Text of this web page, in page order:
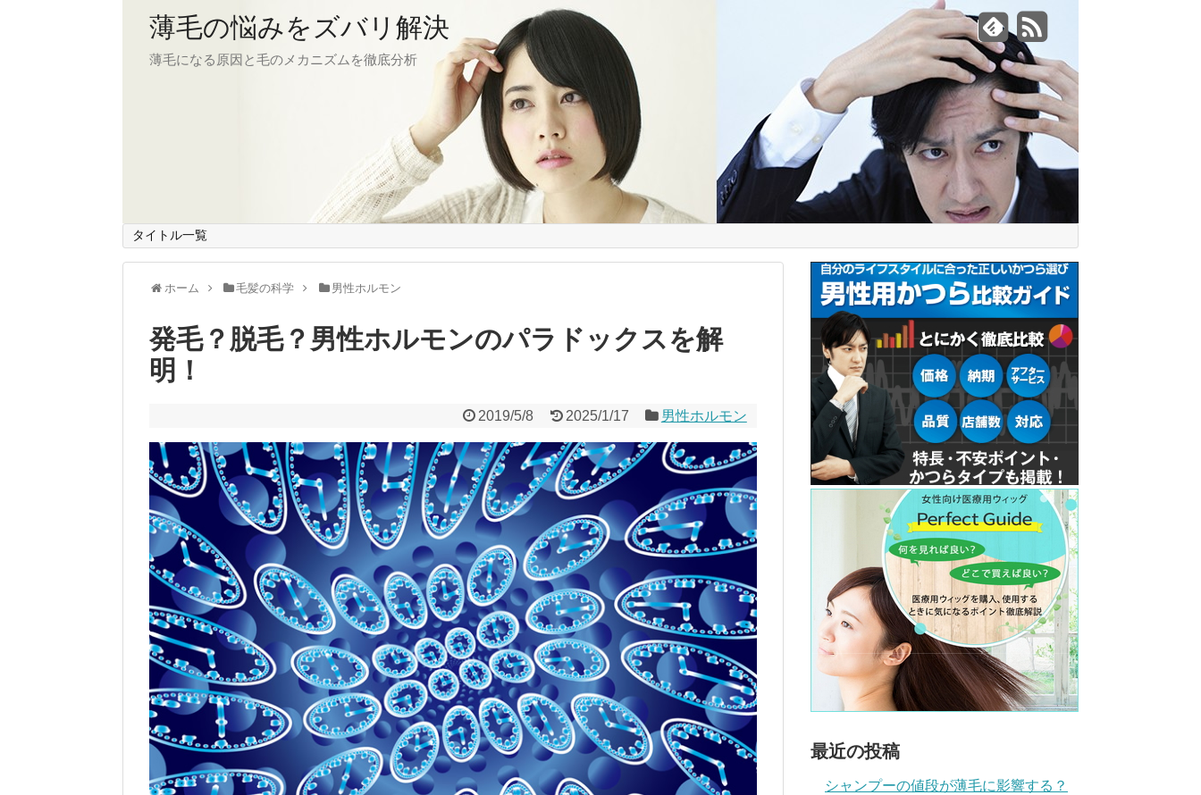
薄毛の悩みをズバリ解決
薄毛になる原因と毛のメカニズムを徹底分析
タイトル一覧
ホーム 毛髪の科学 男性ホルモン
発毛？脱毛？男性ホルモンのパラドックスを解
明！
2019/5/8 2025/1/17 男性ホルモン
最近の投稿
シャンプーの値段が薄毛に影響する？